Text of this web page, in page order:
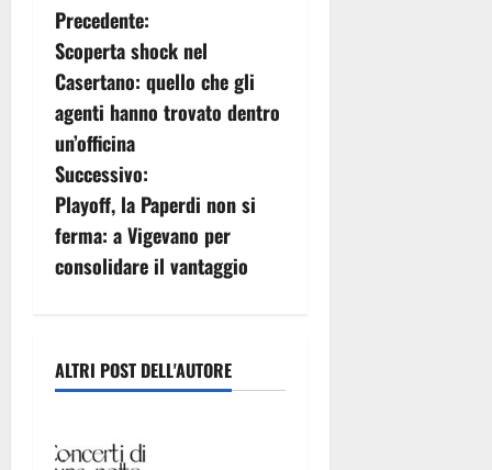
N
a
v
i
g
a
o
n
Precedente:
Scoperta shock nel
Casertano: quello che gli
agenti hanno trovato dentro
un’officina
Successivo:
Playoff, la Paperdi non si
ferma: a Vigevano per
consolidare il vantaggio
ALTRI POST DELL'AUTORE